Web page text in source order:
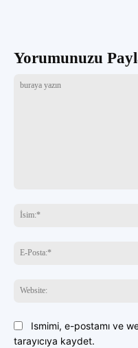
Yorumunuzu
yazın
Ismimi, e-postamı ve
tarayıcıya kaydet.